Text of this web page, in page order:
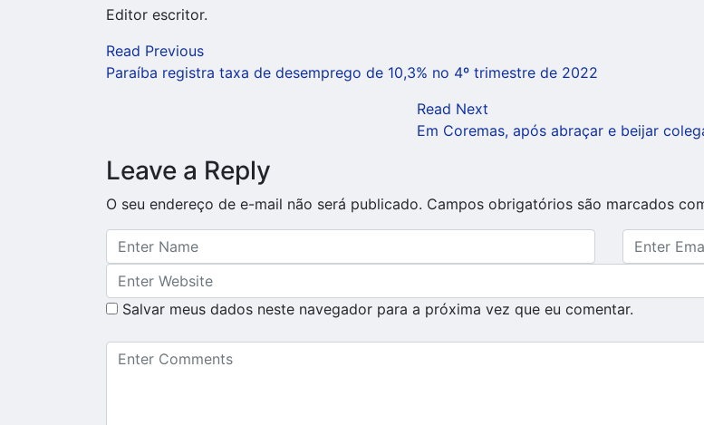
Editor escritor.
Read Previous
Paraíba registra taxa de desemprego de 10,3% no 4º trimestre de 2022
Read Next
Em Coremas, após abraçar e beijar
Leave a Reply
O seu endereço de e-mail não será publicado. Campos obrigatórios são marcados
Salvar meus dados neste navegador para a próxima vez que eu comentar.